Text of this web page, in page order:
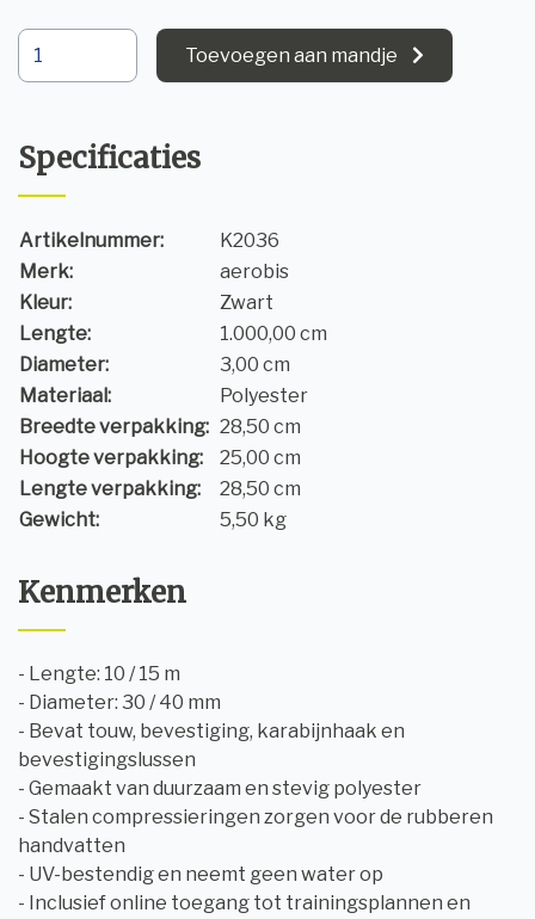
Toevoegen aan mandje
Specificaties
Artikelnummer:
K2036
Merk:
aerobis
Kleur:
Zwart
Lengte:
1.000,00 cm
Diameter:
3,00 cm
Materiaal:
Polyester
Breedte verpakking: 28,50 cm
Hoogte verpakking:
25,00 cm
Lengte verpakking:
28,50 cm
Gewicht:
5,50 kg
Kenmerken
- Lengte: 10 / 15 m
- Diameter: 30 / 40 mm
- Bevat touw, bevestiging, karabijnhaak en
bevestigingslussen
- Gemaakt van duurzaam en stevig polyester
- Stalen compressieringen zorgen voor de rubberen
handvatten
- UV-bestendig en neemt geen water op
- Inclusief online toegang tot trainingsplannen en